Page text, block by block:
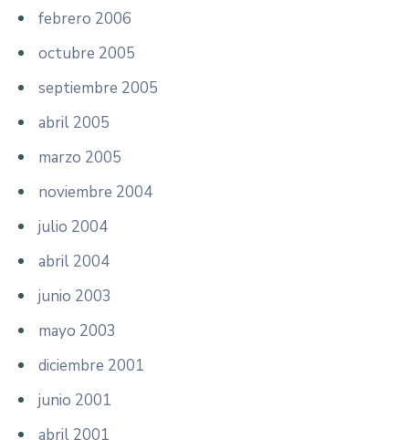
febrero 2006
octubre 2005
septiembre 2005
abril 2005
marzo 2005
noviembre 2004
julio 2004
abril 2004
junio 2003
mayo 2003
diciembre 2001
junio 2001
abril 2001